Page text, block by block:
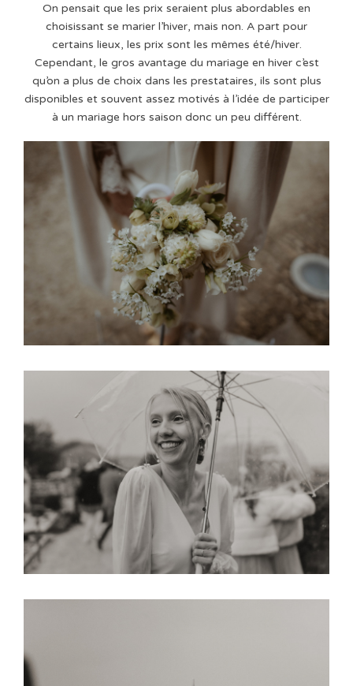
On pensait que les prix seraient plus abordables en
choisissant se marier l’hiver, mais non. A part pour
certains lieux, les prix sont les mêmes été/hiver.
Cependant, le gros avantage du mariage en hiver c’est
qu’on a plus de choix dans les prestataires, ils sont plus
disponibles et souvent assez motivés à l’idée de participer
à un mariage hors saison donc un peu différent.